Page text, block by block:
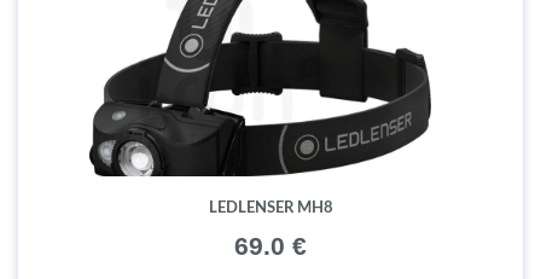
LEDLENSER MH8
69.0 €